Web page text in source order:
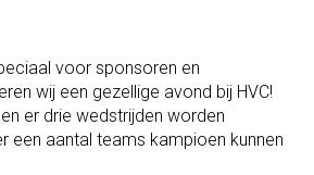
voor sponsoren en
wij een gezellige avond bij HVC!
er drie wedstrijden worden
een aantal teams kampioen kunnen